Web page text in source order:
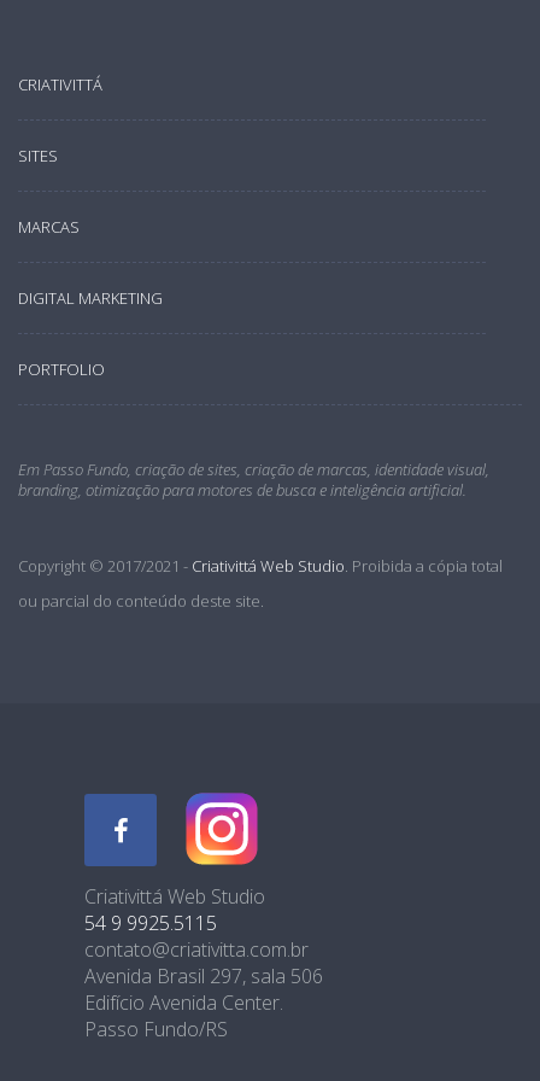
CRIATIVITTÁ
SITES
MARCAS
DIGITAL MARKETING
PORTFOLIO
Em Passo Fundo, criação de sites, criação de marcas, identidade visual,
branding, otimização para motores de busca e inteligência artificial.
Copyright © 2017/2021 - Criativittá Web Studio. Proibida a cópia total
ou parcial do conteúdo deste site.
Criativittá Web Studio
54 9 9925.5115
contato@criativitta.com.br
Avenida Brasil 297, sala 506
Edifício Avenida Center.
Passo Fundo/RS